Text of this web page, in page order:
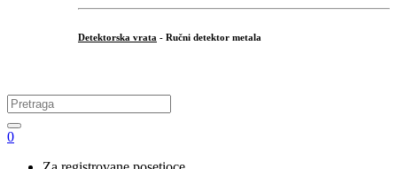
Detektorska vrata - Ručni detektor metala
Search
for:
0